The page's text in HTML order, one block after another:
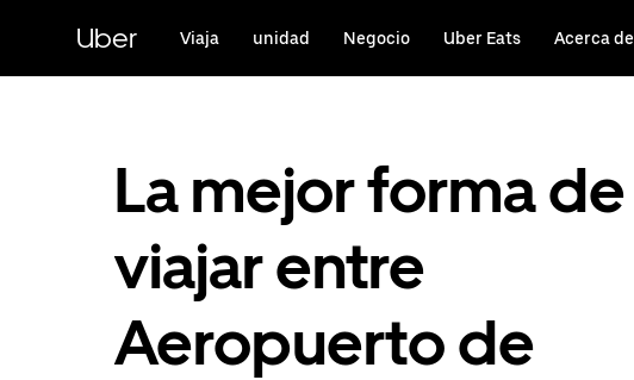
contenido
principal
Uber Viaja unidad Negocio Uber Eats Acerca de
La mejor forma de
viajar entre
Aeropuerto de